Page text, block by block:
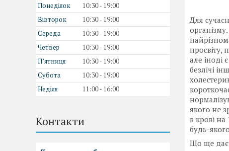
Для
просвіту,
але іноді
безлічі
якого не
в крові
будь-
Що ще дає
Понеділок 10:30
19:00
Вівторок
10:30
19:00
Середа
10:30
19:00
Четвер
10:30
19:00
Пʼятниця
10:30
19:00
Субота
10:30
19:00
Неділя
11:00 16:00
Контакти